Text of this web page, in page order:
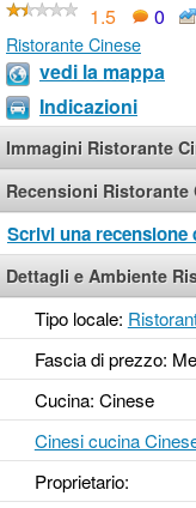
1.5
0
Ristorante Cinese
vedi la mappa
Indicazioni
Immagini Ristorante
Recensioni Ristorante
Scrivi una recensione
Dettagli e Ambiente
Tipo locale:
Fascia di prezzo:
Cucina: Cinese
Cinesi cucina
Proprietario: